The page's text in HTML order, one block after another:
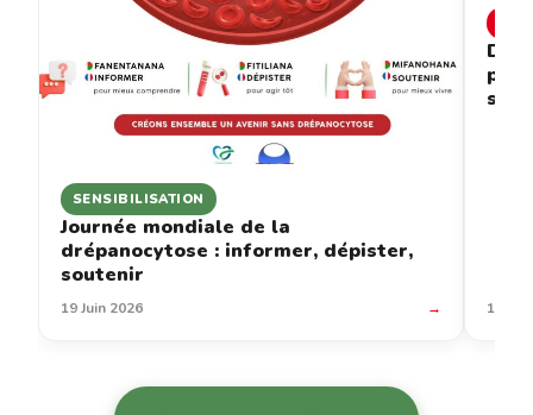
SENSIBILISATION
Journée mondiale de la
drépanocytose : informer, dépister,
soutenir
19 Juin 2026 → 12